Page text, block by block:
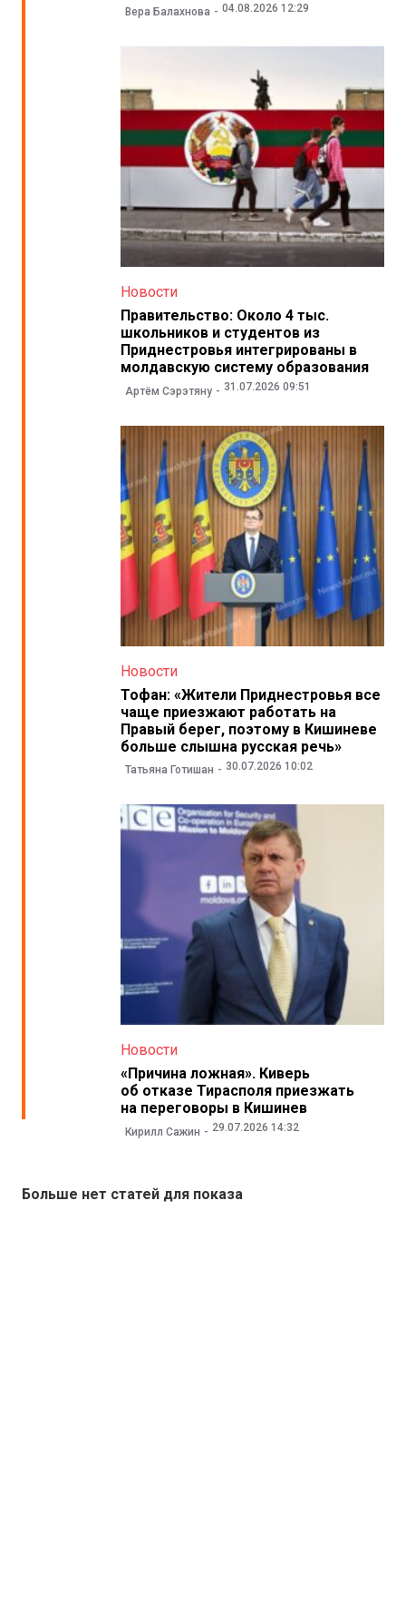
Вера Балахнова 04.08.2026 12:29
Новости
Правительство: Около 4 тыс.
школьников и студентов из
Приднестровья интегрированы в
молдавскую систему образования
Артём Сэрэтяну 31.07.2026 09:51
Новости
Тофан: «Жители Приднестровья все
чаще приезжают работать на
Правый берег, поэтому в Кишиневе
больше слышна русская речь»
Татьяна Готишан 30.07.2026 10:02
Новости
«Причина ложная». Киверь
об отказе Тирасполя приезжать
на переговоры в Кишинев
Кирилл Сажин 29.07.2026 14:32
Больше нет статей для показа